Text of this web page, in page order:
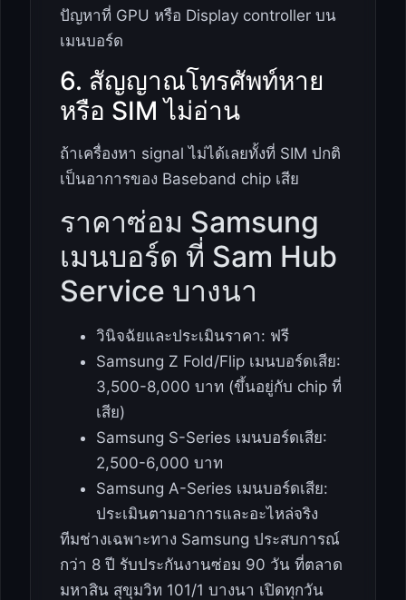
ปัญหาที่ GPU หรือ Display controller บน
เมนบอร์ด
6. สัญญาณโทรศัพท์หาย
หรือ SIM ไม่อ่าน
ถ้าเครื่องหา signal ไม่ได้เลยทั้งที่ SIM ปกติ
เป็นอาการของ Baseband chip เสีย
ราคาซ่อม Samsung
เมนบอร์ด ที่ Sam Hub
Service บางนา
วินิจฉัยและประเมินราคา: ฟรี
Samsung Z Fold/Flip เมนบอร์ดเสีย:
3,500-8,000 บาท (ขึ้นอยู่กับ chip ที่
เสีย)
Samsung S-Series เมนบอร์ดเสีย:
2,500-6,000 บาท
Samsung A-Series เมนบอร์ดเสีย:
ประเมินตามอาการและอะไหล่จริง
ทีมช่างเฉพาะทาง Samsung ประสบการณ์
กว่า 8 ปี รับประกันงานซ่อม 90 วัน ที่ตลาด
มหาสิน สุขุมวิท 101/1 บางนา เปิดทุกวัน